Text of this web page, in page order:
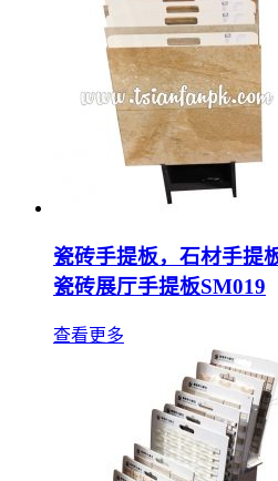
瓷砖手提板，石材手提
瓷砖展厅手提板SM019
查看更多